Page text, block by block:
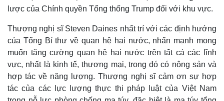
Bóng đá
Lịch thi đấu bóng đá
Thế giới thể thao
eSports
Hậu trường
Ô tô
Xe máy
Tư vấn
lược của Chính quyền Tổng thống Trump đối với khu vực.
Thượng nghị sĩ Steven Daines nhất trí với các định hướng
của Tổng Bí thư về quan hệ hai nước, nhấn mạnh mong
muốn tăng cường quan hệ hai nước trên tất cả các lĩnh
vực, nhất là kinh tế, thương mại, trong đó có nông sản và
hợp tác về năng lượng. Thượng nghị sĩ cảm ơn sự hợp
tác của các lực lượng thực thi pháp luật của Việt Nam